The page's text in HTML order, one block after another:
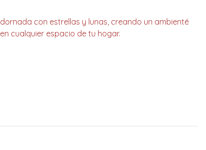
con estrellas y lunas, creando un ambienté
cualquier espacio de tu hogar.